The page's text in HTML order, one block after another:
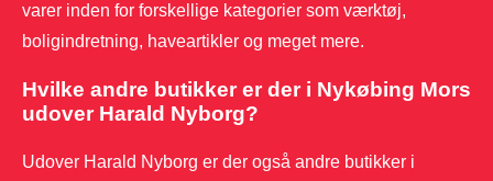
varer inden for forskellige kategorier som værktøj,
boligindretning, haveartikler og meget mere.
Hvilke andre butikker er der i Nykøbing Mors
udover Harald Nyborg?
Udover Harald Nyborg er der også andre butikker i